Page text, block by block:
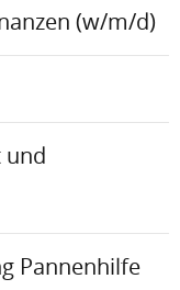
(w/m/d)
und
Pannenhilfe